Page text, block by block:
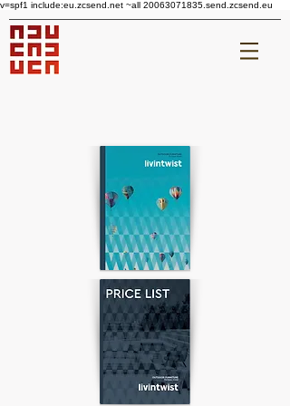
v=spf1 include:eu.zcsend.net ~all 20063071835.send.zcsend.eu